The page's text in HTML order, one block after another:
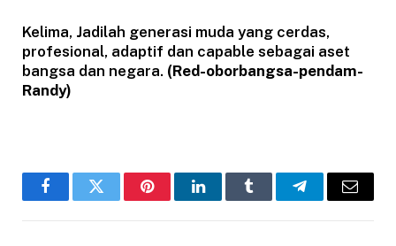
Kelima, Jadilah generasi muda yang cerdas,
profesional, adaptif dan capable sebagai aset
bangsa dan negara. (Red-oborbangsa-pendam-
Randy)
FacebookTwitter PinterestLinkedInTumblr TelegramEmail